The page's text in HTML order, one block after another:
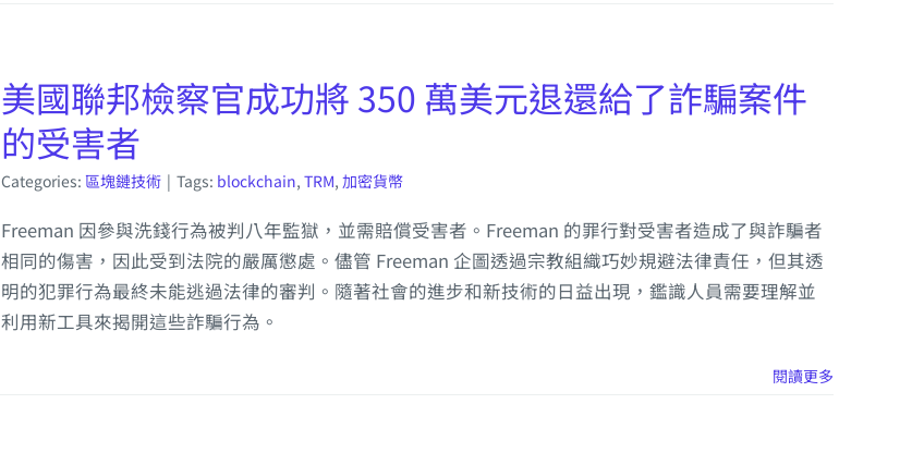
美國聯邦檢察官成功將 350 萬美元退還給了詐騙案件
的受害者
Categories: 區塊鏈技術 | Tags: blockchain, TRM, 加密貨幣
Freeman 因參與洗錢行為被判八年監獄，並需賠償受害者。Freeman 的罪行對受害者造成了與詐騙者
相同的傷害，因此受到法院的嚴厲懲處。儘管 Freeman 企圖透過宗教組織巧妙規避法律責任，但其透
明的犯罪行為最終未能逃過法律的審判。隨著社會的進步和新技術的日益出現，鑑識人員需要理解並
利用新工具來揭開這些詐騙行為。
閱讀更多